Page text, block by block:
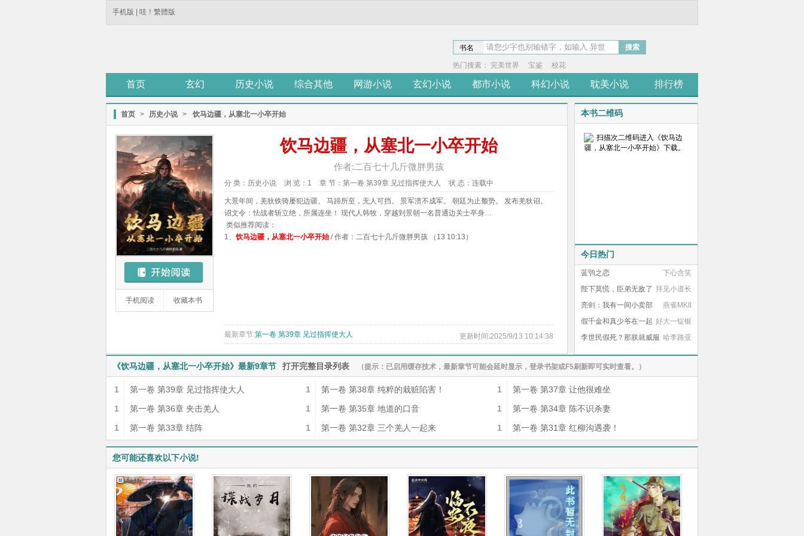
手机版 哇！繁體版
书名 搜索
热门搜素： 完美世界 宝鉴 校花
首页 玄幻 历史小说 综合其他 网游小说 玄幻小说 都市小说 科幻小说 耽美小说 排行榜
首页 > 历史小说 > 饮马边疆，从塞北一小卒开始
手机阅读 收藏本书
饮马边疆，从塞北一小卒开始
作者:二百七十几斤微胖男孩
分 类： 历史小说 浏 览： 1 章 节： 第一卷 第39章 见过指挥使大人 状 态： 连载中
大景年间，羌狄铁骑屡犯边疆。 马蹄所至，无人可挡。 景军溃不成军。 朝廷为止颓势。 发布羌狄诏。
诏文令：怯战者斩立绝，所属连坐！ 现代人韩牧，穿越到景朝一名普通边关士卒身…
类似推荐阅读：
1、 饮马边疆，从塞北一小卒开始 / 作者：二百七十几斤微胖男孩 （13 10:13）
最新章节:第一卷 第39章 见过指挥使大人 更新时间:2025/9/13 10:14:38
本书二维码
今日热门
下心含笑
蓝鸮之恋
拜见小道长
陛下莫慌，臣弟无敌了
燕雀MKII
亮剑：我有一间小卖部
好大一锭银
假千金和真少爷在一起
了
哈李路亚
李世民假死？那朕就威服
四海了！
《饮马边疆，从塞北一小卒开始》最新9章节 打开完整目录列表 （提示：已启用缓存技术，最新章节可能会延时显示，登录书架或F5刷新即可实时查看。）
1 第一卷 第39章 见过指挥使大人 1 第一卷 第38章 纯粹的栽赃陷害！ 1
第一卷 第37章 让他很难坐
1
第一卷 第36章 夹击羌人 1 第一卷 第35章 地道的口音 1
第一卷 第34章 陈不识杀妻
1
第一卷 第33章 结阵 1 第一卷 第32章 三个羌人一起来 1 第一卷 第31章 红柳沟遇袭！
您可能还喜欢以下小说!